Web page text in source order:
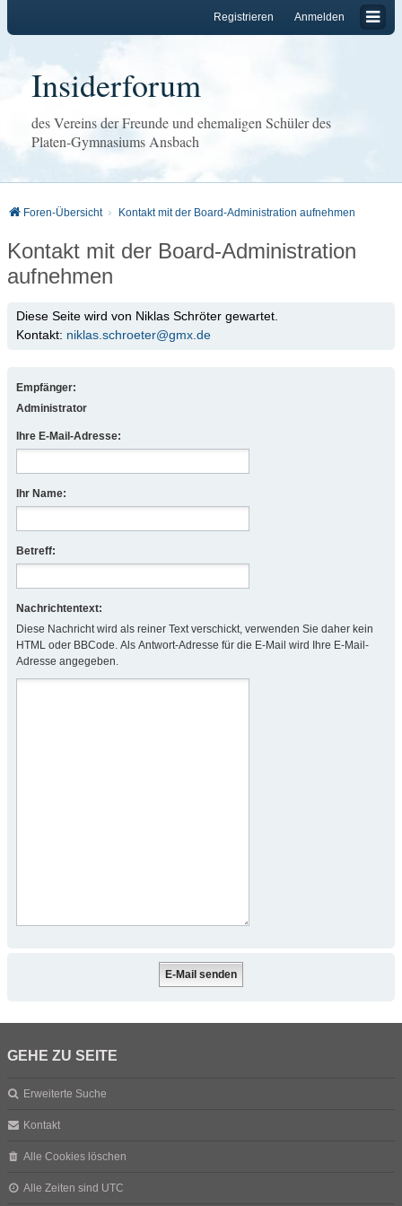
Anmelden
Registrieren
Insiderforum
des Vereins der Freunde und ehemaligen Schüler des
Platen-Gymnasiums Ansbach
Foren-Übersicht Kontakt mit der Board-Administration aufnehmen
Kontakt mit der Board-Administration
aufnehmen
Diese Seite wird von Niklas Schröter gewartet.
Kontakt: niklas.schroeter@gmx.de
Empfänger:
Administrator
Ihre E-Mail-Adresse:
Ihr Name:
Betreff:
Nachrichtentext:
Diese Nachricht wird als reiner Text verschickt, verwenden Sie daher kein
HTML oder BBCode. Als Antwort-Adresse für die E-Mail wird Ihre E-Mail-
Adresse angegeben.
GEHE ZU SEITE
Erweiterte Suche
Kontakt
Alle Cookies löschen
Alle Zeiten sind UTC